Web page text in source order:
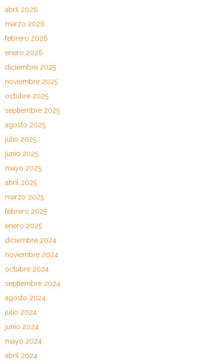
abril 2026
marzo 2026
febrero 2026
enero 2026
diciembre 2025
noviembre 2025
octubre 2025
septiembre 2025
agosto 2025
julio 2025
junio 2025
mayo 2025
abril 2025
marzo 2025
febrero 2025
enero 2025
diciembre 2024
noviembre 2024
octubre 2024
septiembre 2024
agosto 2024
julio 2024
junio 2024
mayo 2024
abril 2024